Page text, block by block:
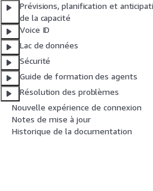
Prévisions, planification et
de la capacité
Voice ID
Lac de données
Sécurité
Guide de formation des agents
Résolution des problèmes
Nouvelle expérience de connexion
Notes de mise à jour
Historique de la documentation